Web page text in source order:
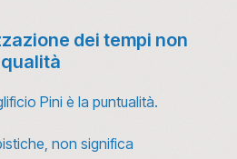
dei tempi non
Pini è la puntualità.
non significa